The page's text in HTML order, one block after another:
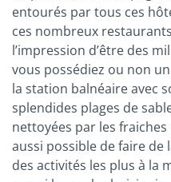
entourés par tous ces
ces nombreux
l’impression d’être des
vous possédiez ou non
la station balnéaire avec
splendides plages de
nettoyées par les
aussi possible de faire de
des activités les plus à la